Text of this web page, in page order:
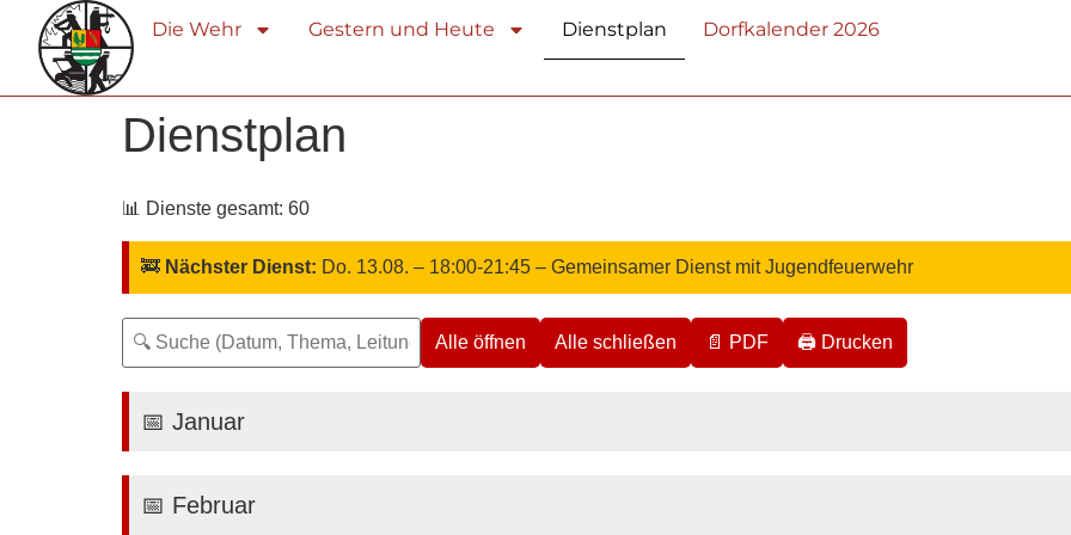
Die Wehr Gestern und Heute Dienstplan Dorfkalender 2026
Dienstplan
📊 Dienste gesamt: 60
🚒 Nächster Dienst: Do. 13.08. – 18:00-21:45 – Gemeinsamer Dienst mit Jugendfeuerwehr
Alle öffnen Alle schließen 📄 PDF 🖨️ Drucken
📅 Januar
📅 Februar